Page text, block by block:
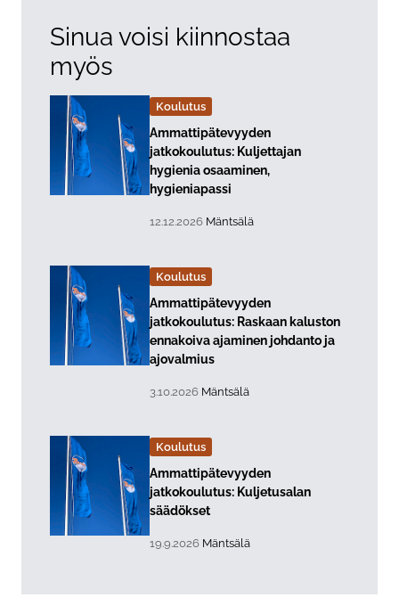
Sinua voisi kiinnostaa
myös
Koulutus
Lue lisää about event "
Ammattipätevyyden
jatkokoulutus: Kuljettajan
hygienia osaaminen,
hygieniapassi
, Tapahtuman päiväys:
12.12.2026 Sijainti:
Mäntsälä
Koulutus
Lue lisää about event "
Ammattipätevyyden
jatkokoulutus: Raskaan kaluston
ennakoiva ajaminen johdanto ja
ajovalmius
, Tapahtuman päiväys:
3.10.2026 Sijainti:
Mäntsälä
Koulutus
Lue lisää about event "
Ammattipätevyyden
jatkokoulutus: Kuljetusalan
säädökset
, Tapahtuman päiväys:
19.9.2026 Sijainti:
Mäntsälä